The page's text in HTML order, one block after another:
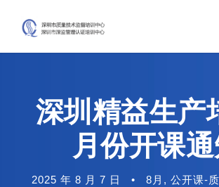
深圳精益生产
月份开课
2025 年 8 月 7 日 • 8月 , 公开课-